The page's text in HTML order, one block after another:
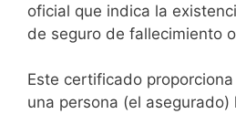
oficial que indica la
de seguro de fallecimiento
Este certificado
una persona (el asegurado)